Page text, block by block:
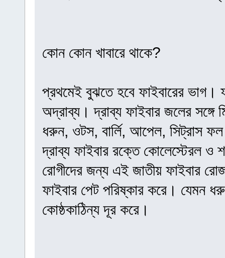
কোন কোন খাবারে থাকে?
প্রথমেই বুঝতে হবে ফাইবারের
অদ্রাব্য। দ্রাব্য ফাইবার জলের
ধরুন, ওটস, বার্লি, আপেল, সিট্রাস
দ্রাব্য ফাইবার রক্তে কোলেস্টেরল ও
রোগীদের জন্য এই জাতীয় ফাইবার
ফাইবার পেট পরিষ্কার করে। যেমন
কোষ্ঠকাঠিন্য দূর করে।